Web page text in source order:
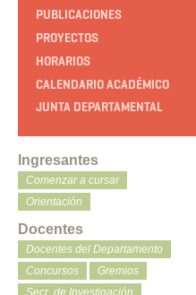
PUBLICACIONES
PROYECTOS
HORARIOS
CALENDARIO ACADÉMICO
JUNTA DEPARTAMENTAL
Ingresantes
Comenzar a cursar
Orientación
Docentes
Docentes del Departamento
Concursos
Gremios
Secr. de Investigación